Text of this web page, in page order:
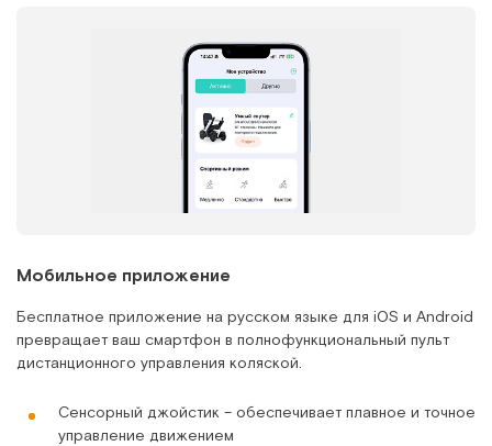
Мобильное приложение
Бесплатное приложение на русском языке для iOS и Android
превращает ваш смартфон в полнофункциональный пульт
дистанционного управления коляской.
Сенсорный джойстик – обеспечивает плавное и точное
управление движением